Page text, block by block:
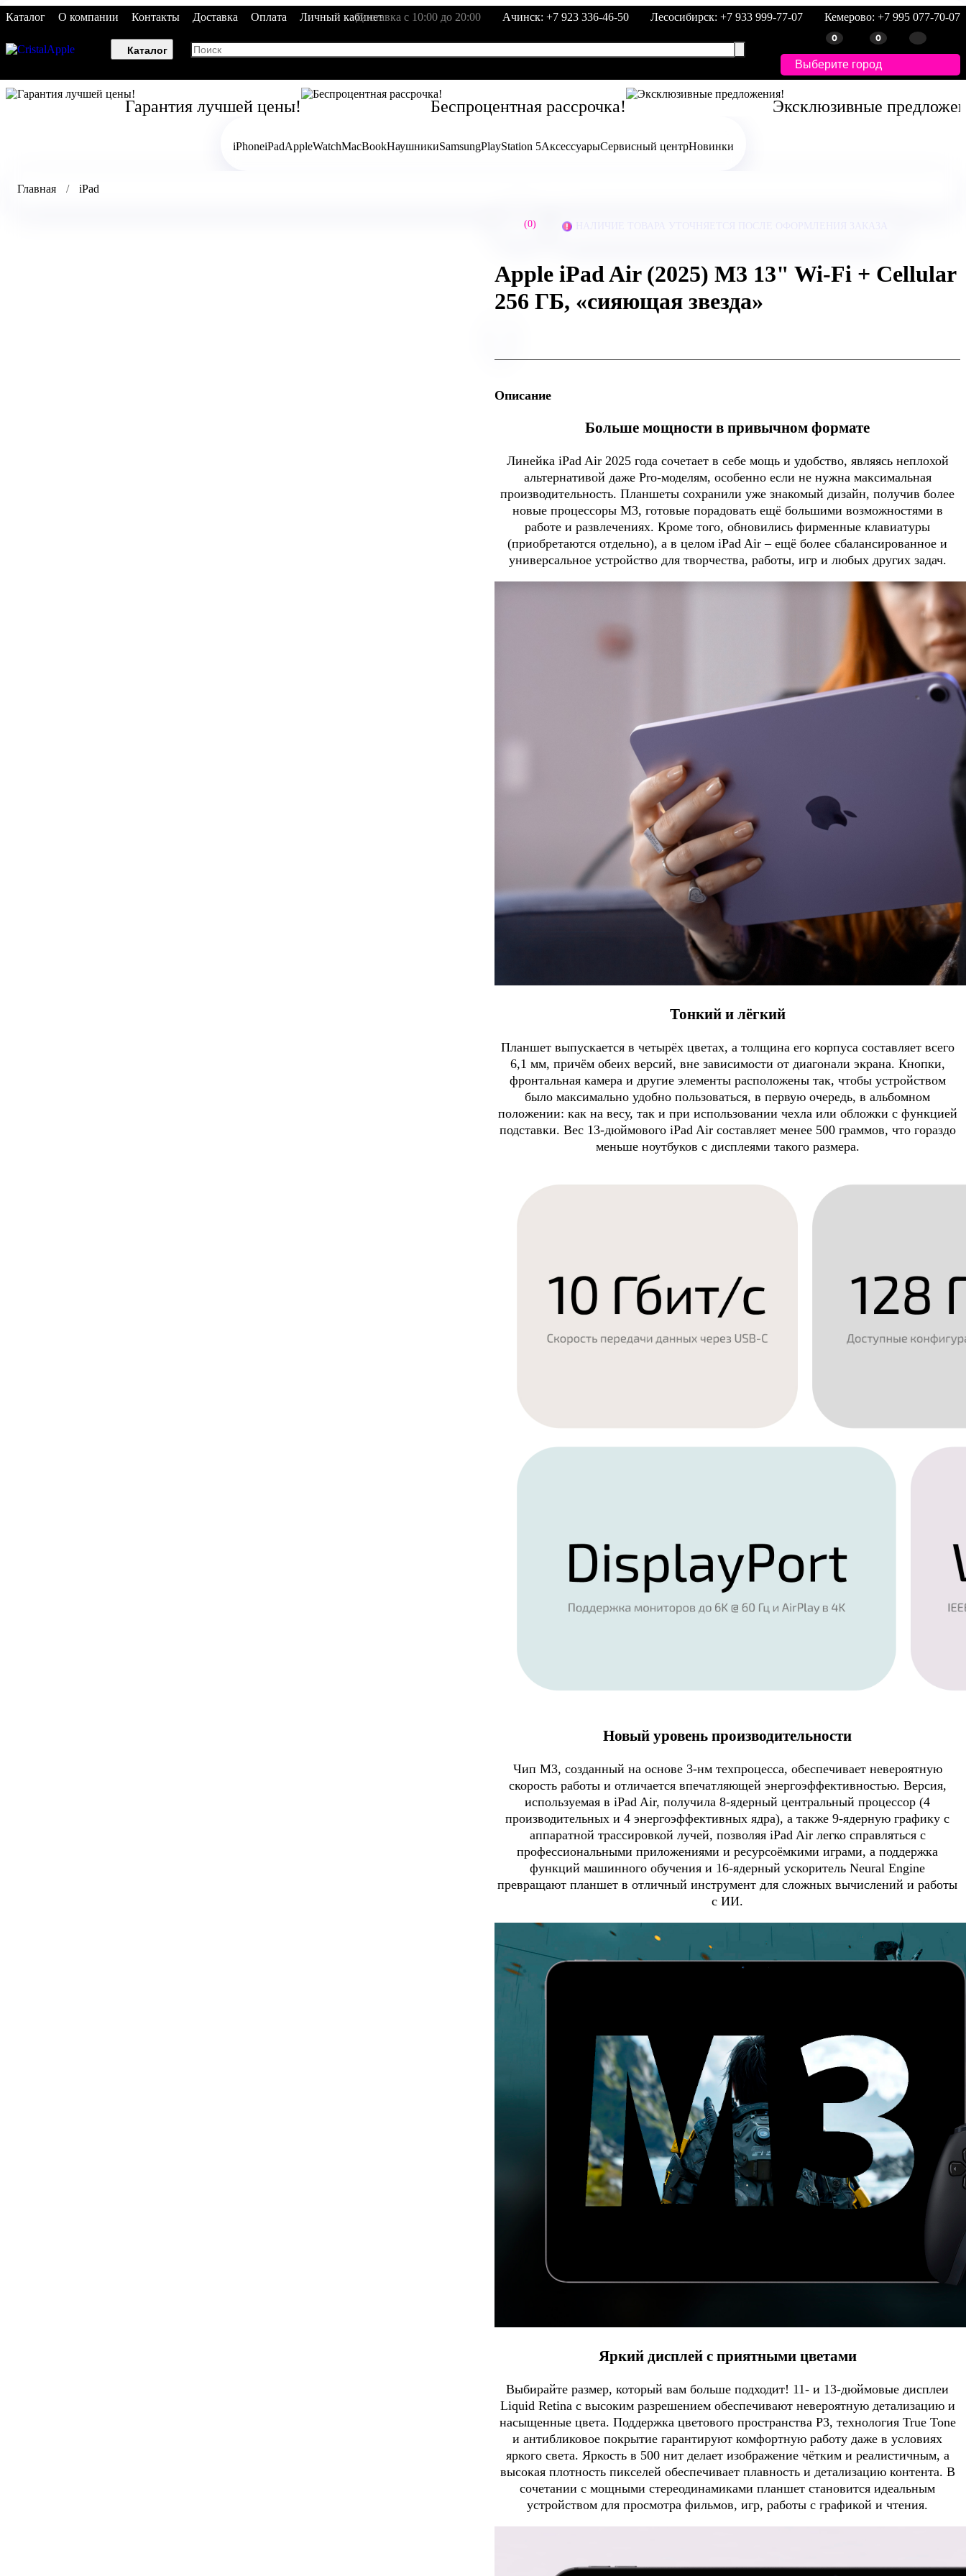
Каталог О компании Контакты Доставка Оплата Личный кабинетДоставка с 10:00 до 20:00 Ачинск: +7 923 336-46-50 Лесосибирск: +7 933 999-77-07 Кемерово: +7 995 077-70-07
Каталог
0 0
Выберите город
Гарантия лучшей цены! Беcпроцентная рассрочка! Эксклюзивные
iPhoneiPadAppleWatchMacBookНаушникиSamsungPlayStation 5АксессуарыСервисный центрНовинки
Главная iPad
(0)
Apple iPad Air (2025) M3 13" Wi-Fi + Cellular
256 ГБ, «сияющая звезда»
Описание
Больше мощности в привычном формате
Линейка iPad Air 2025 года сочетает в себе мощь и удобство, являясь неплохой
альтернативой даже Pro-моделям, особенно если не нужна максимальная
производительность. Планшеты сохранили уже знакомый дизайн, получив более
новые процессоры M3, готовые порадовать ещё большими возможностями в
работе и развлечениях. Кроме того, обновились фирменные клавиатуры
(приобретаются отдельно), а в целом iPad Air – ещё более сбалансированное и
универсальное устройство для творчества, работы, игр и любых других задач.
Тонкий и лёгкий
Планшет выпускается в четырёх цветах, а толщина его корпуса составляет всего
6,1 мм, причём обеих версий, вне зависимости от диагонали экрана. Кнопки,
фронтальная камера и другие элементы расположены так, чтобы устройством
было максимально удобно пользоваться, в первую очередь, в альбомном
положении: как на весу, так и при использовании чехла или обложки с функцией
подставки. Вес 13-дюймового iPad Air составляет менее 500 граммов, что гораздо
меньше ноутбуков с дисплеями такого размера.
Новый уровень производительности
Чип M3, созданный на основе 3-нм техпроцесса, обеспечивает невероятную
скорость работы и отличается впечатляющей энергоэффективностью. Версия,
используемая в iPad Air, получила 8-ядерный центральный процессор (4
производительных и 4 энергоэффективных ядра), а также 9-ядерную графику с
аппаратной трассировкой лучей, позволяя iPad Air легко справляться с
профессиональными приложениями и ресурсоёмкими играми, а поддержка
функций машинного обучения и 16-ядерный ускоритель Neural Engine
превращают планшет в отличный инструмент для сложных вычислений и работы
с ИИ.
Яркий дисплей с приятными цветами
Выбирайте размер, который вам больше подходит! 11- и 13-дюймовые дисплеи
Liquid Retina с высоким разрешением обеспечивают невероятную детализацию и
насыщенные цвета. Поддержка цветового пространства P3, технология True Tone
и антибликовое покрытие гарантируют комфортную работу даже в условиях
яркого света. Яркость в 500 нит делает изображение чётким и реалистичным, а
высокая плотность пикселей обеспечивает плавность и детализацию контента. В
сочетании с мощными стереодинамиками планшет становится идеальным
устройством для просмотра фильмов, игр, работы с графикой и чтения.